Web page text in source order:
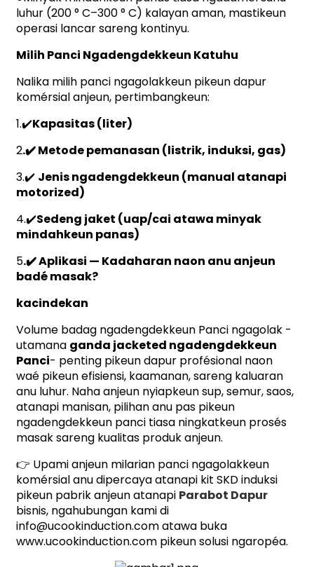
luhur (200 ° C–300 ° C) kalayan aman, mastikeun
operasi lancar sareng kontinyu.
Milih Panci Ngadengdekkeun Katuhu
Nalika milih panci ngagolakkeun pikeun dapur
komérsial anjeun, pertimbangkeun:
1.✔️Kapasitas (liter)
2.✔️ Metode pemanasan (listrik, induksi, gas)
3.✔️ Jenis ngadengdekkeun (manual atanapi
motorized)
4.✔️Sedeng jaket (uap/cai atawa minyak
mindahkeun panas)
5.✔️ Aplikasi — Kadaharan naon anu anjeun
badé masak?
kacindekan
Volume badag ngadengdekkeun Panci ngagolak -
utamana ganda jacketed ngadengdekkeun
Panci- penting pikeun dapur profésional naon
waé pikeun efisiensi, kaamanan, sareng kaluaran
anu luhur. Naha anjeun nyiapkeun sup, semur, saos,
atanapi manisan, pilihan anu pas pikeun
ngadengdekkeun panci tiasa ningkatkeun prosés
masak sareng kualitas produk anjeun.
👉 Upami anjeun milarian panci ngagolakkeun
komérsial anu dipercaya atanapi kit SKD induksi
pikeun pabrik anjeun atanapi Parabot Dapur
bisnis, ngahubungan kami di
info@ucookinduction.com atawa buka
www.ucookinduction.com pikeun solusi ngaropéa.